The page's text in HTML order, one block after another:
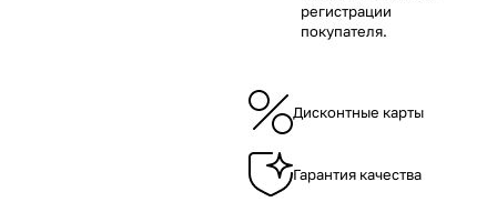
регистрации
покупателя.
Дисконтные карты
Гарантия качества